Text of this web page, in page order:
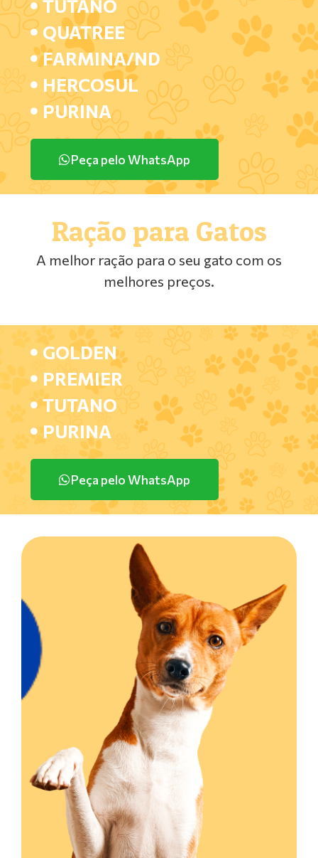
TUTANO
QUATREE
FARMINA/ND
HERCOSUL
PURINA
Peça pelo WhatsApp
Ração para Gatos
A melhor ração para o seu gato com os
melhores preços.
GOLDEN
PREMIER
TUTANO
PURINA
Peça pelo WhatsApp